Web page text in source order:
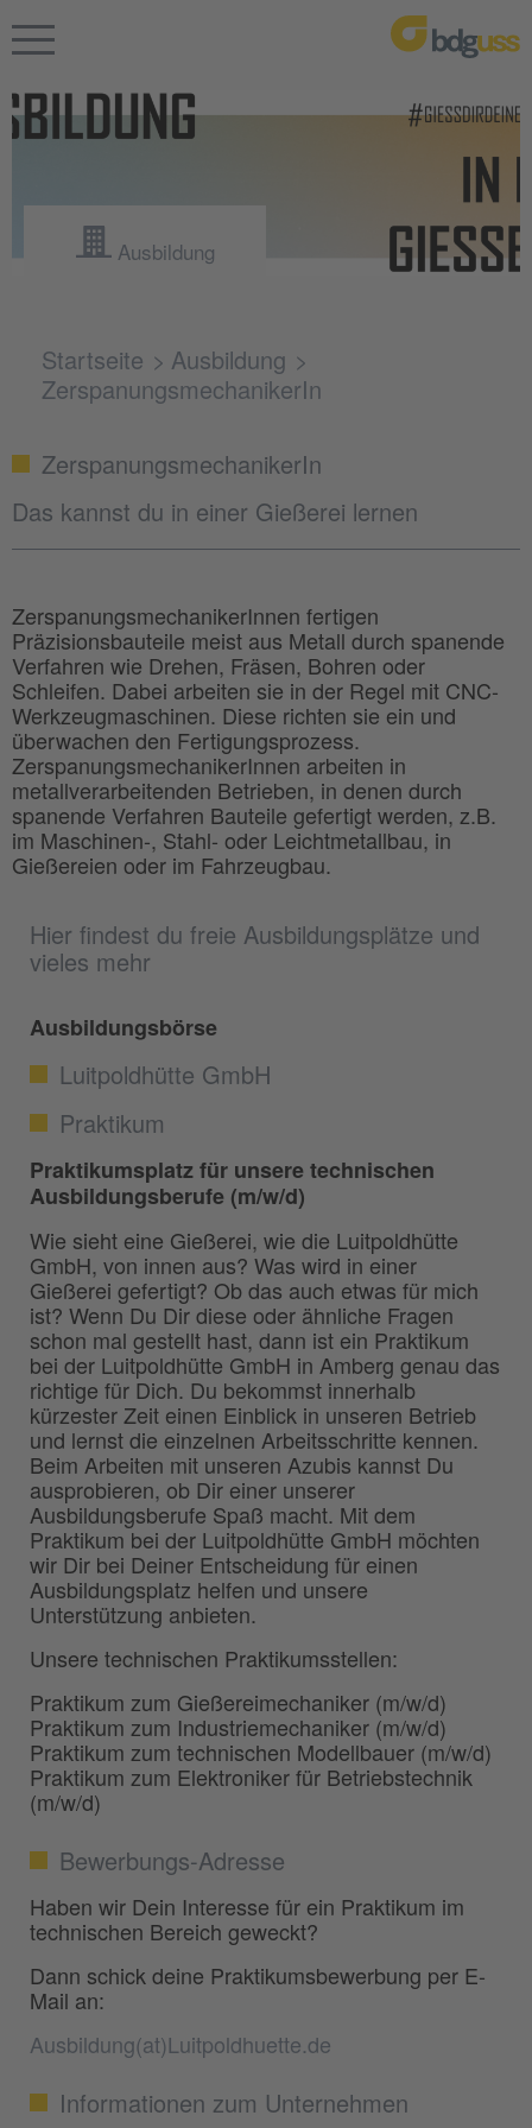
Ausbildung
Startseite
Ausbildung
ZerspanungsmechanikerIn
Hier findest du freie Ausbildungsplätze und
vieles mehr
Ausbildungsbörse
Luitpoldhütte GmbH
Praktikum
Praktikumsplatz für unsere technischen
Ausbildungsberufe (m/w/d)
Wie sieht eine Gießerei, wie die Luitpoldhütte
GmbH, von innen aus? Was wird in einer
Gießerei gefertigt? Ob das auch etwas für mich
ist? Wenn Du Dir diese oder ähnliche Fragen
schon mal gestellt hast, dann ist ein Praktikum
bei der Luitpoldhütte GmbH in Amberg genau das
richtige für Dich. Du bekommst innerhalb
kürzester Zeit einen Einblick in unseren Betrieb
und lernst die einzelnen Arbeitsschritte kennen.
Beim Arbeiten mit unseren Azubis kannst Du
ausprobieren, ob Dir einer unserer
Ausbildungsberufe Spaß macht. Mit dem
Praktikum bei der Luitpoldhütte GmbH möchten
wir Dir bei Deiner Entscheidung für einen
Ausbildungsplatz helfen und unsere
Unterstützung anbieten.
Unsere technischen Praktikumsstellen:
Praktikum zum Gießereimechaniker (m/w/d)
Praktikum zum Industriemechaniker (m/w/d)
Praktikum zum technischen Modellbauer (m/w/d)
Praktikum zum Elektroniker für Betriebstechnik
(m/w/d)
Bewerbungs-Adresse
Haben wir Dein Interesse für ein Praktikum im
technischen Bereich geweckt?
Dann schick deine Praktikumsbewerbung per E-
Mail an:
Ausbildung(at)Luitpoldhuette.de
Informationen zum Unternehmen
ZerspanungsmechanikerIn
Das kannst du in einer Gießerei lernen
ZerspanungsmechanikerInnen fertigen
Präzisionsbauteile meist aus Metall durch spanende
Verfahren wie Drehen, Fräsen, Bohren oder
Schleifen. Dabei arbeiten sie in der Regel mit CNC-
Werkzeugmaschinen. Diese richten sie ein und
überwachen den Fertigungsprozess.
ZerspanungsmechanikerInnen arbeiten in
metallverarbeitenden Betrieben, in denen durch
spanende Verfahren Bauteile gefertigt werden, z.B.
im Maschinen-, Stahl- oder Leichtmetallbau, in
Gießereien oder im Fahrzeugbau.